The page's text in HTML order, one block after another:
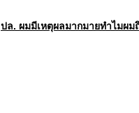
ปล. ผมมีเหตุผลมากมายทำไมผม